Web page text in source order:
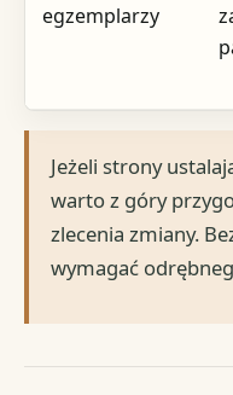
egzemplarzy
Jeżeli strony
warto z góry
zlecenia zmiany.
wymagać